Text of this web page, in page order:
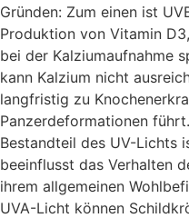
Gründen: Zum einen ist
Produktion von Vitamin
bei der Kalziumaufnahme
kann Kalzium nicht
langfristig zu
Panzerdeformationen
Bestandteil des UV-Lichts
beeinflusst das Verhalten
ihrem allgemeinen
UVA-Licht können